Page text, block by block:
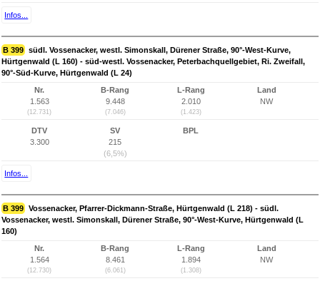
Infos...
B 399 südl. Vossenacker, westl. Simonskall, Dürener Straße, 90°-West-Kurve,
Hürtgenwald (L 160) - süd-westl. Vossenacker, Peterbachquellgebiet, Ri. Zweifall,
90°-Süd-Kurve, Hürtgenwald (L 24)
Nr.
1.563
(12.731)
B-Rang
9.448
(7.046)
L-Rang
2.010
(1.423)
Land
NW
DTV
3.300
SV
215
(6,5%)
BPL
Infos...
B 399 Vossenacker, Pfarrer-Dickmann-Straße, Hürtgenwald (L 218) - südl.
Vossenacker, westl. Simonskall, Dürener Straße, 90°-West-Kurve, Hürtgenwald (L
160)
Nr.
1.564
(12.730)
B-Rang
8.461
(6.061)
L-Rang
1.894
(1.308)
Land
NW